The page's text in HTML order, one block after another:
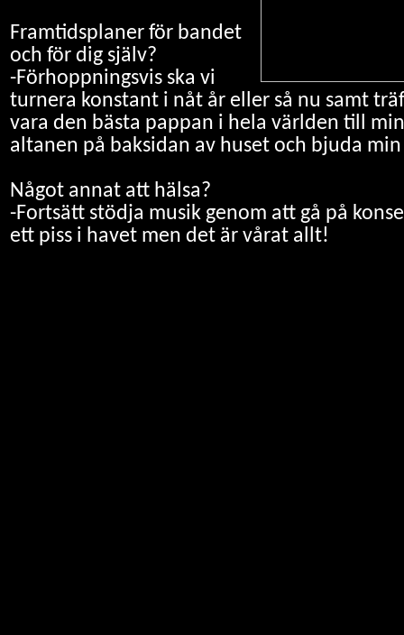
Framtidsplaner för bandet
och för dig själv?
-Förhoppningsvis ska vi
turnera konstant i nåt år eller så nu samt
vara den bästa pappan i hela världen till
altanen på baksidan av huset och bjuda
Något annat att hälsa?
-Fortsätt stödja musik genom att gå på
ett piss i havet men det är vårat allt!